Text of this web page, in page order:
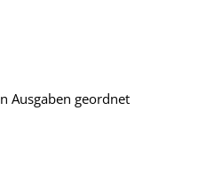
Ausgaben geordnet